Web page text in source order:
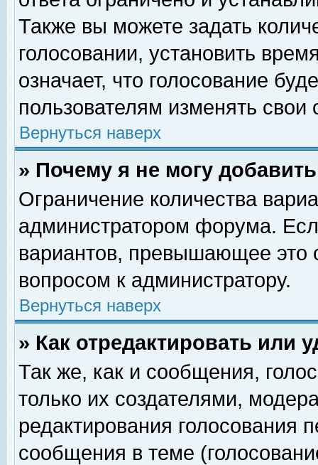
Также вы можете задать
голосовании, установить
означает, что голосование
пользователям изменять свои
Вернуться наверх
» Почему я не могу
Ограничение количества
администратором форума.
вариантов, превышающее это
вопросом к администратору.
Вернуться наверх
» Как отредактировать или
Так же, как и сообщения,
только их создателями,
редактирования голосования
сообщения в теме